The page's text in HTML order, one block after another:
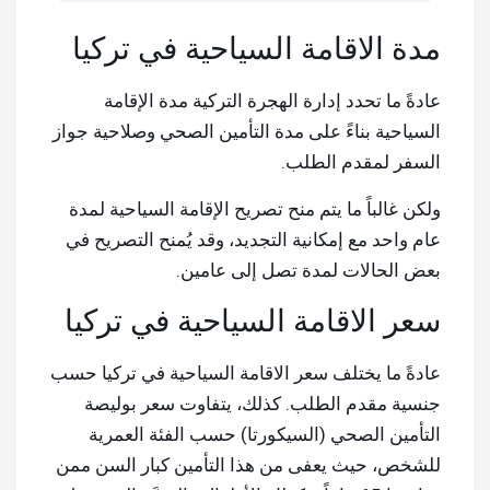
مدة الاقامة السياحية في تركيا
عادةً ما تحدد إدارة الهجرة التركية مدة الإقامة
السياحية بناءً على مدة التأمين الصحي وصلاحية جواز
السفر لمقدم الطلب.
ولكن غالباً ما يتم منح تصريح الإقامة السياحية لمدة
عام واحد مع إمكانية التجديد، وقد يُمنح التصريح في
بعض الحالات لمدة تصل إلى عامين.
سعر الاقامة السياحية في تركيا
عادةً ما يختلف سعر الاقامة السياحية في تركيا حسب
جنسية مقدم الطلب. كذلك، يتفاوت سعر بوليصة
التأمين الصحي (السيكورتا) حسب الفئة العمرية
للشخص، حيث يعفى من هذا التأمين كبار السن ممن